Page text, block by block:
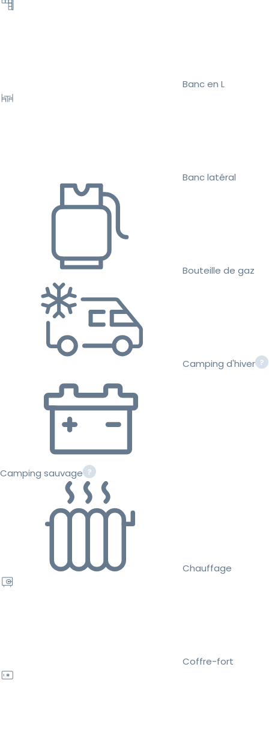
Banc en L
Banc latéral
Bouteille de gaz
Camping d'hiver
Camping sauvage
Chauffage
Coffre-fort